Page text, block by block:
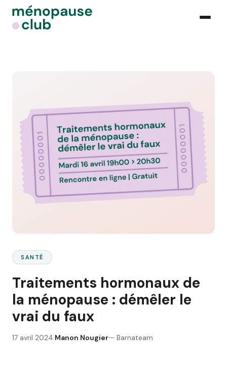
SANTÉ
Traitements hormonaux de
la ménopause : démêler le
vrai du faux
17 avril 2024·Manon Nougier— Barnateam